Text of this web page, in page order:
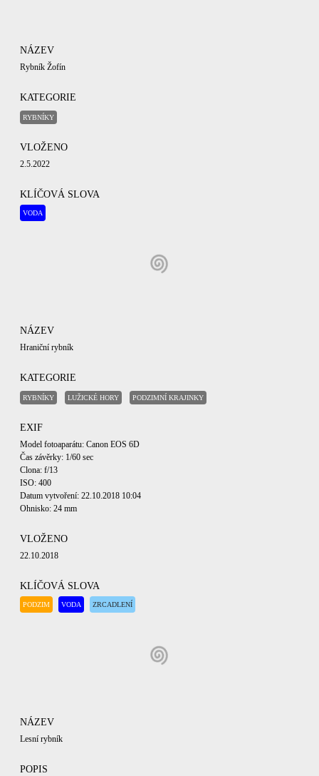
NÁZEV
Rybník Žofín
KATEGORIE
RYBNÍKY
VLOŽENO
2.5.2022
KLÍČOVÁ SLOVA
VODA
NÁZEV
Hraniční rybník
KATEGORIE
RYBNÍKY LUŽICKÉ HORY PODZIMNÍ KRAJINKY
EXIF
Model fotoaparátu: Canon EOS 6D
Čas závěrky: 1/60 sec
Clona: f/13
ISO: 400
Datum vytvoření: 22.10.2018 10:04
Ohnisko: 24 mm
VLOŽENO
22.10.2018
KLÍČOVÁ SLOVA
PODZIM VODA ZRCADLENÍ
NÁZEV
Lesní rybník
POPIS